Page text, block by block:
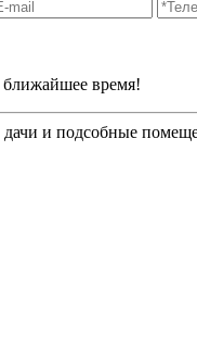
время!
и подсобные